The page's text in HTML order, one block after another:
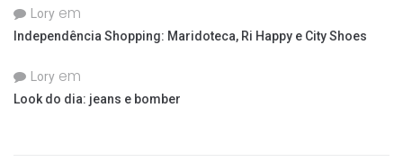
Lory em
Independência Shopping: Maridoteca, Ri Happy e City Shoes
Lory em
Look do dia: jeans e bomber